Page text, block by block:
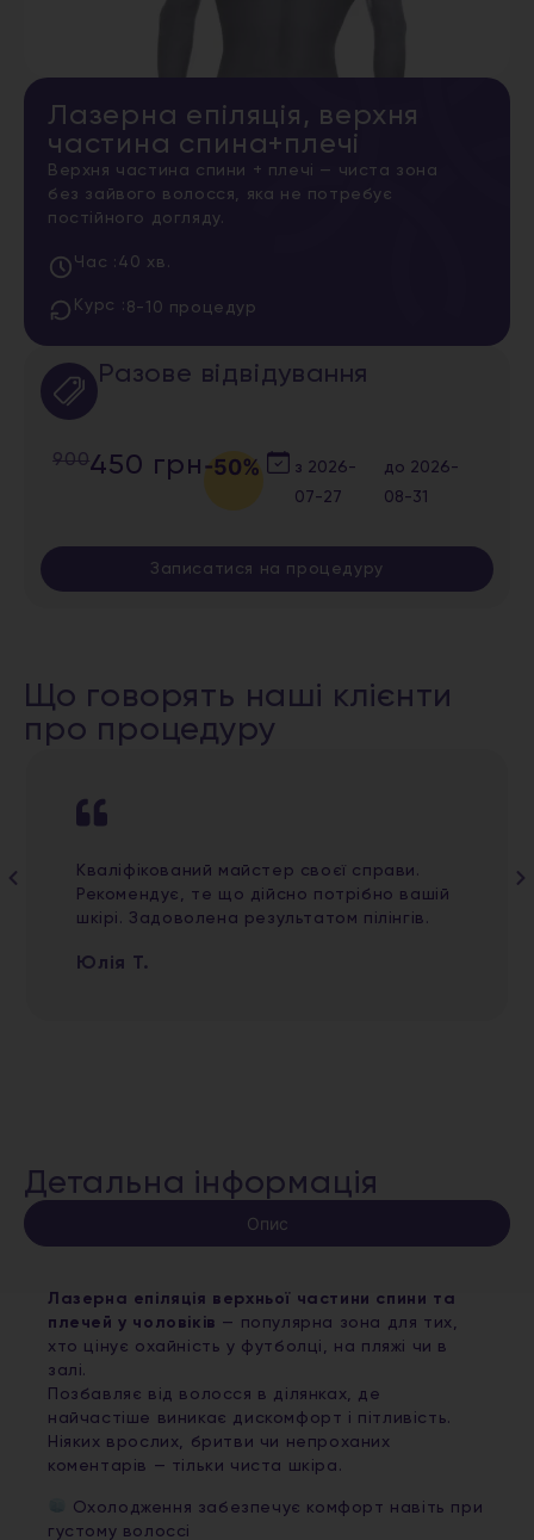
Лазерна епіляція, верхня
частина спина+плечі
Верхня частина спини + плечі — чиста зона
без зайвого волосся, яка не потребує
постійного догляду.
Час : 40 хв.
Курс : 8-10 процедур
Разове відвідування
900450 грн-50% з 2026-
07-27
до 2026-
08-31
Записатися на процедуру
Що говорять наші клієнти
про процедуру
Кваліфікований майстер своєї справи.
Рекомендує, те що дійсно потрібно вашій
шкірі. Задоволена результатом пілінгів.
Юлія Т.
Детальна інформація
Опис
Лазерна епіляція верхньої частини спини та
плечей у чоловіків — популярна зона для тих,
хто цінує охайність у футболці, на пляжі чи в
залі.
Позбавляє від волосся в ділянках, де
найчастіше виникає дискомфорт і пітливість.
Ніяких врослих, бритви чи непроханих
коментарів — тільки чиста шкіра.
Охолодження забезпечує комфорт навіть при
густому волоссі